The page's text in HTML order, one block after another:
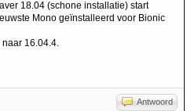
18.04 (schone installatie) start
Mono geïnstalleerd voor Bionic
naar 16.04.4.
Antwoord